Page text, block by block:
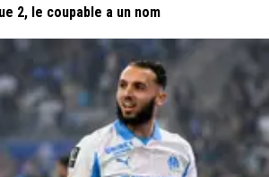
2, le coupable a un nom